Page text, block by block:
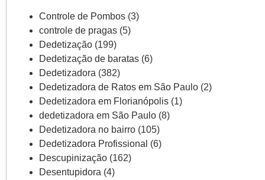
Controle de Pombos (3)
controle de pragas (5)
Dedetização (199)
Dedetização de baratas (6)
Dedetizadora (382)
Dedetizadora de Ratos em São Paulo (2)
Dedetizadora em Florianópolis (1)
dedetizadora em São Paulo (8)
Dedetizadora no bairro (105)
Dedetizadora Profissional (6)
Descupinização (162)
Desentupidora (4)